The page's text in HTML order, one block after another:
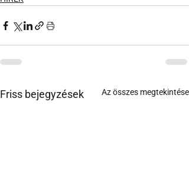
Friss bejegyzések Az összes megtekintése